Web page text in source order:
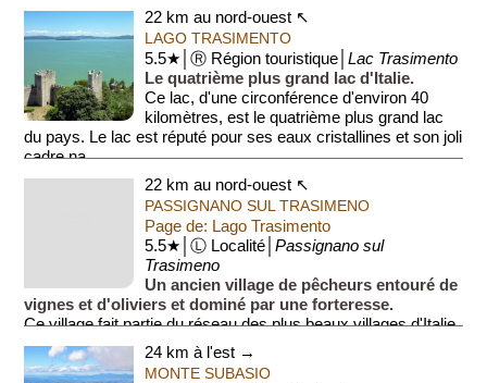
22 km au nord-ouest ↖
LAGO TRASIMENTO
5.5★│Ⓡ Région touristique│Lac Trasimento
Le quatrième plus grand lac d'Italie.
Ce lac, d'une circonférence d'environ 40
kilomètres, est le quatrième plus grand lac
du pays. Le lac est réputé pour ses eaux cristallines et son joli
cadre na...
22 km au nord-ouest ↖
PASSIGNANO SUL TRASIMENO
Page de: Lago Trasimento
5.5★│Ⓛ Localité│Passignano sul
Trasimeno
Un ancien village de pêcheurs entouré de
vignes et d'oliviers et dominé par une forteresse.
Ce village fait partie du réseau des plus beaux villages d'Italie.
Anecdote: dans ce village, en...
24 km à l'est →
MONTE SUBASIO